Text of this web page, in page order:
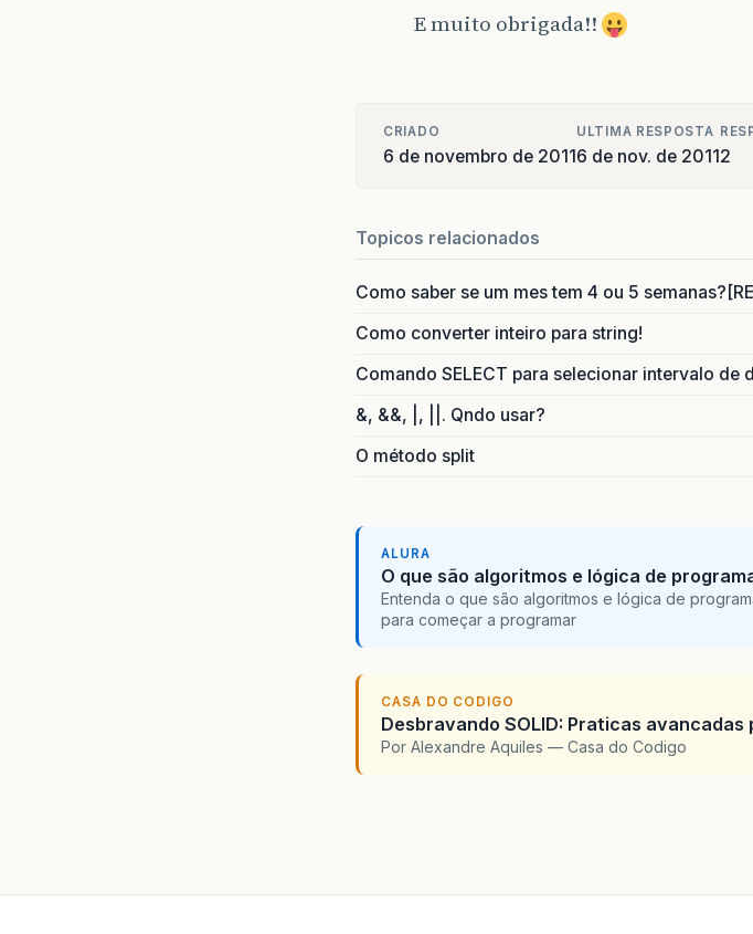
E muito obrigada!!
CRIADO
6 de novembro de 2011
ULTIMA RESPOSTA
6 de nov. de 20112
Topicos relacionados
Como saber se um mes tem 4 ou 5
Como converter inteiro para string!
Comando SELECT para selecionar intervalo de
&, &&, |, ||. Qndo usar?
O método split
ALURA
O que são algoritmos e lógica de
Entenda o que são algoritmos e lógica de
para começar a programar
CASA DO CODIGO
Desbravando SOLID: Praticas avancadas
Por Alexandre Aquiles — Casa do Codigo